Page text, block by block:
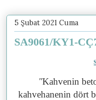
5 Şubat 2021 Cuma
SA9061/KY1-
"Kahvenin
kahvehanenin dört